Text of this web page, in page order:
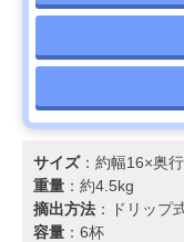
サイズ：約幅16×奥
重量 ：約4.5kg
摘出方法 ：ドリップ
容量 ：6杯